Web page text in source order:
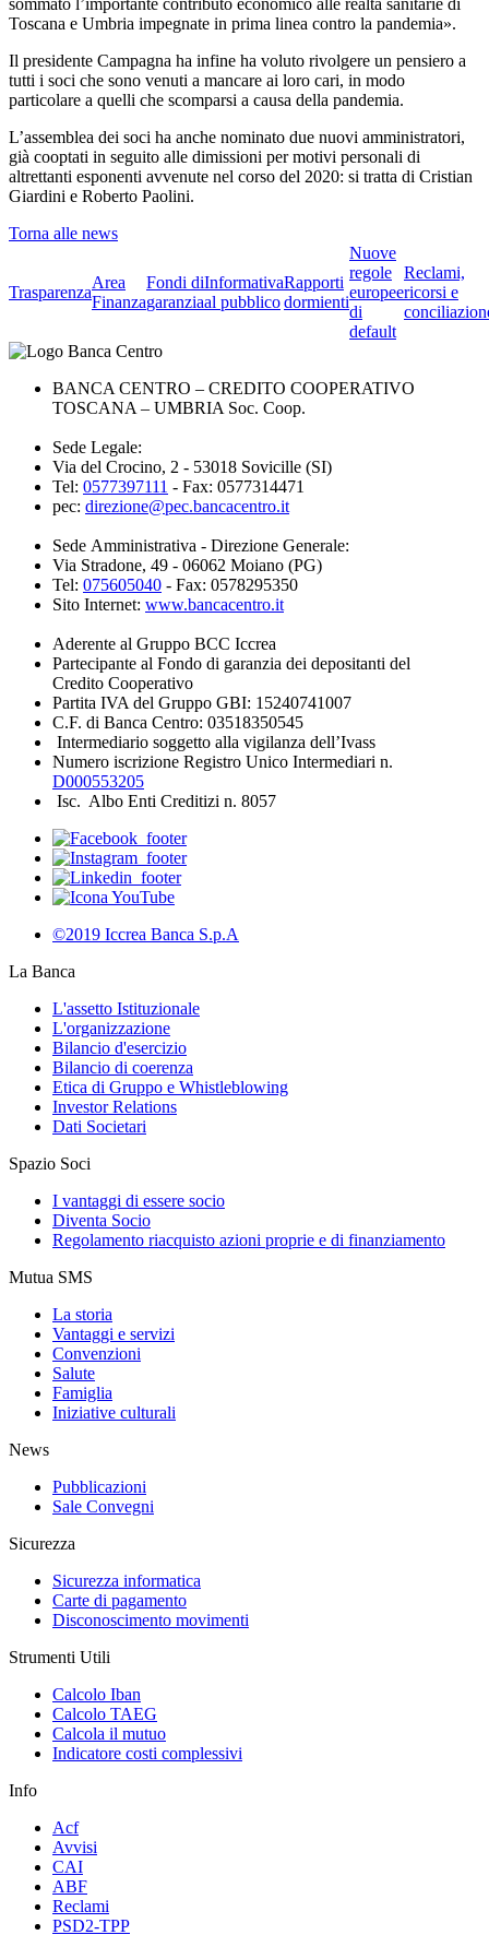
sommato l’importante contributo economico alle realtà sanitarie di
Toscana e Umbria impegnate in prima linea contro la pandemia».
Il presidente Campagna ha infine ha voluto rivolgere un pensiero a
tutti i soci che sono venuti a mancare ai loro cari, in modo
particolare a quelli che scomparsi a causa della pandemia.
L’assemblea dei soci ha anche nominato due nuovi amministratori,
già cooptati in seguito alle dimissioni per motivi personali di
altrettanti esponenti avvenute nel corso del 2020: si tratta di Cristian
Giardini e Roberto Paolini.
Torna alle news
Trasparenza
Area
Finanza
Fondi di
garanzia
Informativa
al pubblico
Rapporti
dormienti
Nuove
regole
europee
di
default
Reclami,
ricorsi e
BANCA CENTRO – CREDITO COOPERATIVO
TOSCANA – UMBRIA Soc. Coop.
Sede Legale:
Via del Crocino, 2 - 53018 Sovicille (SI)
Tel: 0577397111 - Fax: 0577314471
pec: direzione@pec.bancacentro.it
Sede Amministrativa - Direzione Generale:
Via Stradone, 49 - 06062 Moiano (PG)
Tel: 075605040 - Fax: 0578295350
Sito Internet: www.bancacentro.it
Aderente al Gruppo BCC Iccrea
Partecipante al Fondo di garanzia dei depositanti del
Credito Cooperativo
Partita IVA del Gruppo GBI: 15240741007
C.F. di Banca Centro: 03518350545
Intermediario soggetto alla vigilanza dell’Ivass
Numero iscrizione Registro Unico Intermediari n.
D000553205
Isc. Albo Enti Creditizi n. 8057
©2019 Iccrea Banca S.p.A
La Banca
L'assetto Istituzionale
L'organizzazione
Bilancio d'esercizio
Bilancio di coerenza
Etica di Gruppo e Whistleblowing
Investor Relations
Dati Societari
Spazio Soci
I vantaggi di essere socio
Diventa Socio
Regolamento riacquisto azioni proprie e di finanziamento
Mutua SMS
La storia
Vantaggi e servizi
Convenzioni
Salute
Famiglia
Iniziative culturali
News
Pubblicazioni
Sale Convegni
Sicurezza
Sicurezza informatica
Carte di pagamento
Disconoscimento movimenti
Strumenti Utili
Calcolo Iban
Calcolo TAEG
Calcola il mutuo
Indicatore costi complessivi
Info
Acf
Avvisi
CAI
ABF
Reclami
PSD2-TPP